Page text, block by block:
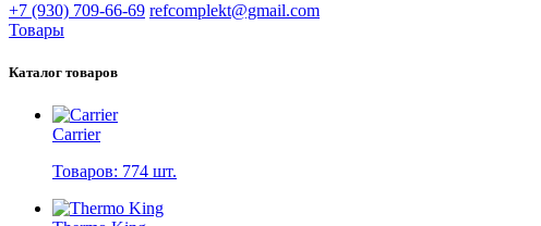
+7 (930) 709-66-69 refcomplekt@gmail.com
Товары
Каталог товаров
Carrier
Товаров: 774 шт.